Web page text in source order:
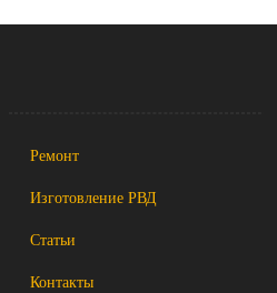
Ремонт
Изготовление РВД
Статьи
Контакты